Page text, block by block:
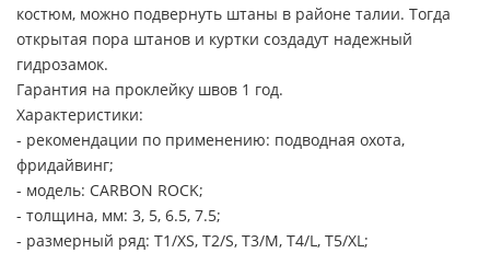
костюм, можно подвернуть штаны в районе талии. Тогда
открытая пора штанов и куртки создадут надежный
гидрозамок.
Гарантия на проклейку швов 1 год.
Характеристики:
- рекомендации по применению: подводная охота,
фридайвинг;
- модель: CARBON ROCK;
- толщина, мм: 3, 5, 6.5, 7.5;
- размерный ряд: Т1/XS, T2/S, T3/M, T4/L, T5/XL;